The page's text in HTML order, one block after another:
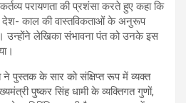
परायणता की प्रशंसा करते हुए कहा कि
देश- काल की वास्तविकताओं के अनुरूप
उन्होंने लेखिका संभावना पंत को उनके इस
पुस्तक के सार को संक्षिप्त रूप में व्यक्त
पुष्कर सिंह धामी के व्यक्तिगत गुणों,